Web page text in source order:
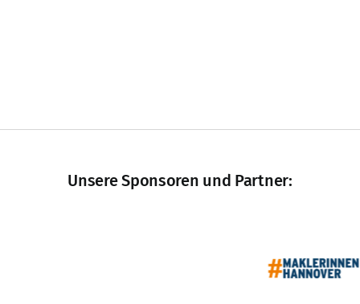
Unsere Sponsoren und Partner: